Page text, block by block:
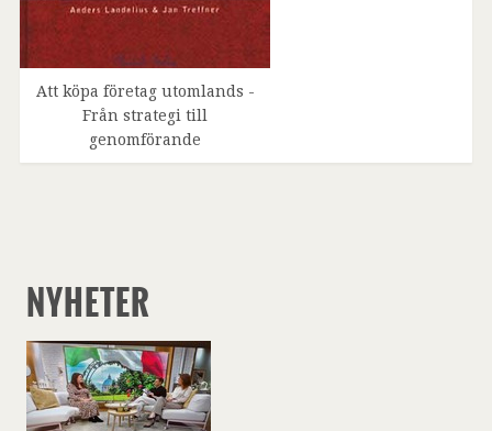
Att köpa företag utomlands -
Från strategi till
genomförande
NYHETER